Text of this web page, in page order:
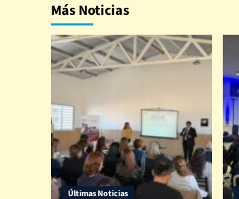
Más Noticias
Últimas Noticias